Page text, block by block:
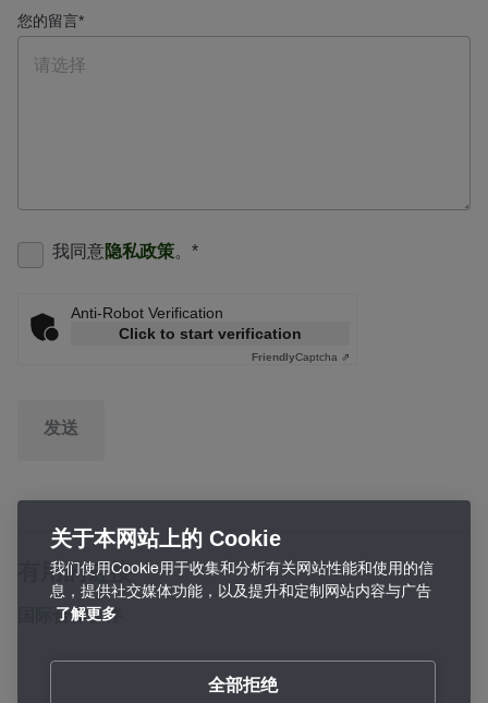
您的留言*
我同意隐私政策。 *
Anti-Robot Verification
Click to start verification
FriendlyCaptcha ⇗
发送
有用的链接
国际合作伙伴
关于本网站上的 Cookie
我们使用Cookie用于收集和分析有关网站性能和使用的信
息，提供社交媒体功能，以及提升和定制网站内容与广告
了解更多
全部拒绝